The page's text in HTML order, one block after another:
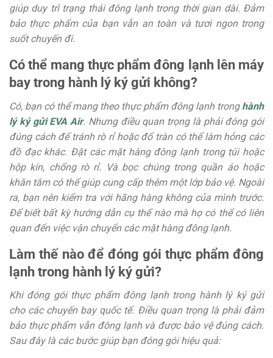
giúp duy trì trạng thái đông lạnh trong thời gian dài. Đảm
bảo thực phẩm của bạn vẫn an toàn và tươi ngon trong
suốt chuyến đi.
Có thể mang thực phẩm đông lạnh lên máy
bay trong hành lý ký gửi không?
Có, bạn có thể mang theo thực phẩm đông lạnh trong hành
lý ký gửi EVA Air. Nhưng điều quan trọng là phải đóng gói
đúng cách để tránh rò rỉ hoặc đổ tràn có thể làm hỏng các
đồ đạc khác. Đặt các mặt hàng đông lạnh trong túi hoặc
hộp kín, chống rò rỉ. Và bọc chúng trong quần áo hoặc
khăn tắm có thể giúp cung cấp thêm một lớp bảo vệ. Ngoài
ra, bạn nên kiểm tra với hãng hàng không của mình trước.
Để biết bất kỳ hướng dẫn cụ thể nào mà họ có thể có liên
quan đến việc vận chuyển các mặt hàng đông lạnh.
Làm thế nào để đóng gói thực phẩm đông
lạnh trong hành lý ký gửi?
Khi đóng gói thực phẩm đông lạnh trong hành lý ký gửi
cho các chuyến bay quốc tế. Điều quan trọng là phải đảm
bảo thực phẩm vẫn đông lạnh và được bảo vệ đúng cách.
Sau đây là các bước giúp bạn đóng gói hiệu quả: